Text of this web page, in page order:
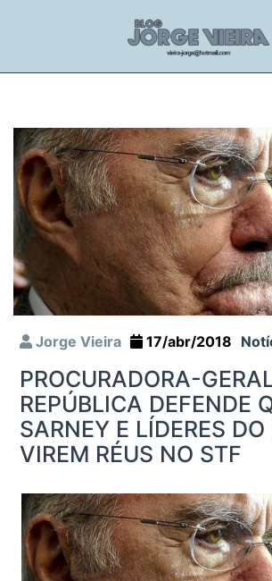
Jorge Vieira 17/abr/2018
PROCURADORA-
REPÚBLICA DEFENDE
SARNEY E LÍDERES
VIREM RÉUS NO STF